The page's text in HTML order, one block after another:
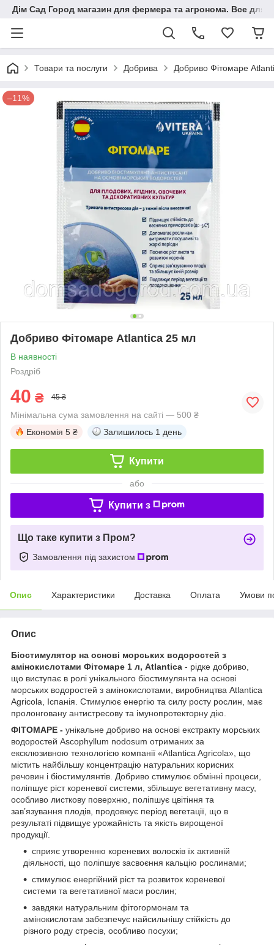
Дім Сад Город магазин для фермера та агронома. Все для
Товари та послуги Добрива Добриво Фітомаре
–11%
Добриво Фітомаре Atlantica 25 мл
В наявності
Роздріб
40 ₴ 45 ₴
Мінімальна сума замовлення на сайті — 500 ₴
Економія 5 ₴ Залишилось 1 день
Купити
або
Купити з
Що таке купити з Пром?
Замовлення під захистом
Опис Характеристики Доставка Оплата Умови
Опис
Біостимулятор на основі морських водоростей з
амінокислотами Фітомаре 1 л, Atlantica - рідке добриво,
що виступає в ролі унікального біостимулянта на основі
морських водоростей з амінокислотами, виробництва Atlantica
Agricola, Іспанія. Стимулює енергію та силу росту рослин, має
пролонговану антистресову та імунопротекторну дію.
ФІТОМАРЕ - унікальне добриво на основі екстракту морських
водоростей Ascophyllum nodosum отриманих за
ексклюзивною технологією компанії «Atlantica Agricola», що
містить найбільшу концентрацію натуральних корисних
речовин і біостимулянтів. Добриво стимулює обмінні процеси,
поліпшує ріст кореневої системи, збільшує вегетативну масу,
особливо листкову поверхню, поліпшує цвітіння та
зав’язування плодів, продовжує період вегетації, що в
результаті підвищує урожайність та якість вирощеної
продукції.
сприяє утворенню кореневих волосків їх активній
діяльності, що поліпшує засвоєння кальцію рослинами;
стимулює енергійний ріст та розвиток кореневої
системи та вегетативної маси рослин;
завдяки натуральним фітогормонам та
амінокислотам забезпечує найсильнішу стійкість до
різного роду стресів, особливо посухи;